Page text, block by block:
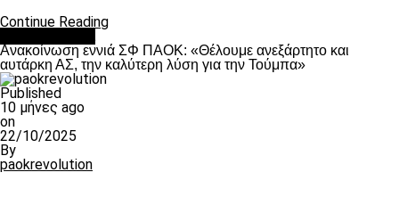
Continue Reading
Ανακοίνωση εννιά ΣΦ ΠΑΟΚ: «Θέλουμε ανεξάρτητο και
αυτάρκη ΑΣ, την καλύτερη λύση για την Τούμπα»
Published
10 μήνες ago
on
22/10/2025
By
paokrevolution